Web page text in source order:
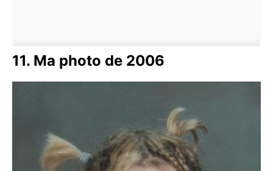
11. Ma photo de 2006